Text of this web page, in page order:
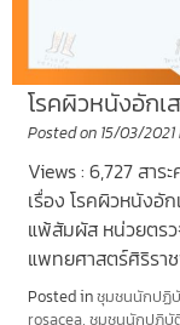
โรคผิวหนังอักเ
Posted on 15/03/2021
Views : 6,727 สา
เรื่อง โรคผิวหนังอั
แพ้สัมผัส หน่วยตร
แพทยศาสตร์ศิริรา
Posted inชุมชนนักปฏิ
rosacea, ชุมชนนักปฏิบั